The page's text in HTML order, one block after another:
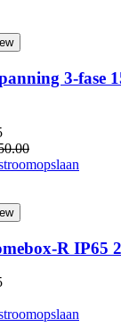
3-fase
R IP65